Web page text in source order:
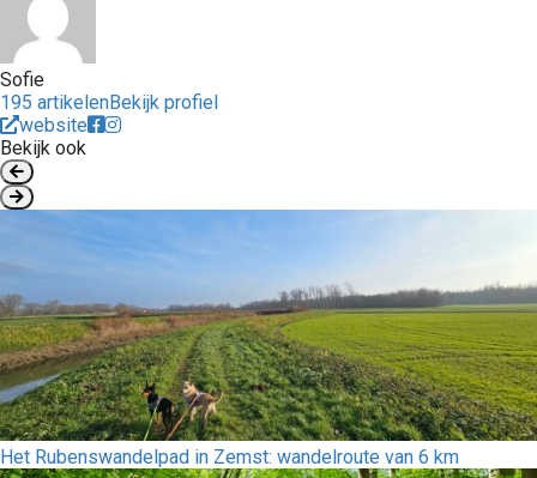
Sofie
195 artikelenBekijk profiel
website
Bekijk ook
Het Rubenswandelpad in Zemst: wandelroute van 6 km